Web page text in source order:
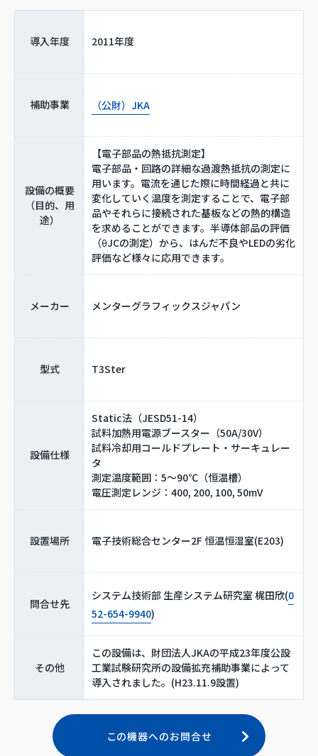
導入年度 2011年度
補助事業 （公財）JKA
設備の概要
（目的、用
途）
【電子部品の熱抵抗測定】
電子部品・回路の詳細な過渡熱抵抗の測定に
用います。電流を通じた際に時間経過と共に
変化していく温度を測定することで、電子部
品やそれらに接続された基板などの熱的構造
を求めることができます。半導体部品の評価
（θJCの測定）から、はんだ不良やLEDの劣化
評価など様々に応用できます。
メーカー メンターグラフィックスジャパン
型式 T3Ster
設備仕様
Static法（JESD51-14）
試料加熱用電源ブースター（50A/30V）
試料冷却用コールドプレート・サーキュレー
タ
測定温度範囲：5～90℃（恒温槽）
電圧測定レンジ：400, 200, 100, 50mV
設置場所 電子技術総合センター2F 恒温恒湿室(E203)
問合せ先
システム技術部 生産システム研究室 梶田欣(0
52-654-9940)
その他
この設備は、財団法人JKAの平成23年度公設
工業試験研究所の設備拡充補助事業によって
導入されました。(H23.11.9設置)
この機器へのお問合せ